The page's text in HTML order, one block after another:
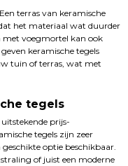
terras van keramische
het materiaal wat duurder
met voegmortel kan ook
keramische tegels
tuin of terras, wat met
tegels
prijs-
tegels zijn zeer
optie beschikbaar.
of juist een moderne